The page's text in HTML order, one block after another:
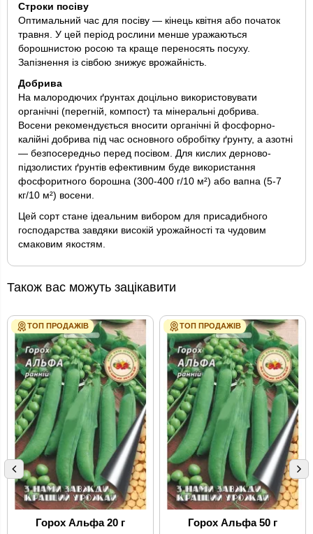
Строки посіву
Оптимальний час для посіву ― кінець квітня або початок
травня. У цей період рослини менше уражаються
борошнистою росою та краще переносять посуху.
Запізнення із сівбою знижує врожайність.
Добрива
На малородючих ґрунтах доцільно використовувати
органічні (перегній, компост) та мінеральні добрива.
Восени рекомендується вносити органічні й фосфорно-
калійні добрива під час основного обробітку ґрунту, а азотні
― безпосередньо перед посівом. Для кислих дерново-
підзолистих ґрунтів ефективним буде використання
фосфоритного борошна (300-400 г/10 м²) або вапна (5-7
кг/10 м²) восени.
Цей сорт стане ідеальним вибором для присадибного
господарства завдяки високій урожайності та чудовим
смаковим якостям.
Також вас можуть зацікавити
ТОП ПРОДАЖІВ
Горох Альфа 20 г
ТОП ПРОДАЖІВ
Горох Альфа 50 г